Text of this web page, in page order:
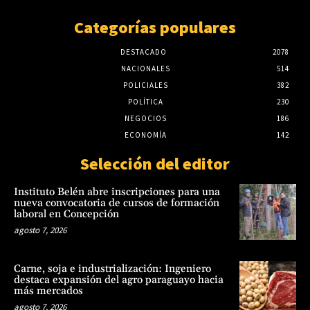
Categorías populares
DESTACADO
2078
NACIONALES
514
POLICIALES
382
POLÍTICA
230
NEGOCIOS
186
ECONOMÍA
142
Selección del editor
Instituto Belén abre inscripciones para una
nueva convocatoria de cursos de formación
laboral en Concepción
agosto 7, 2026
Carne, soja e industrialización: Ingeniero
destaca expansión del agro paraguayo hacia
más mercados
agosto 7, 2026